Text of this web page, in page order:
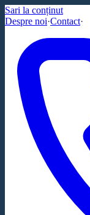
Sari la conținut
Despre noi·Contact·